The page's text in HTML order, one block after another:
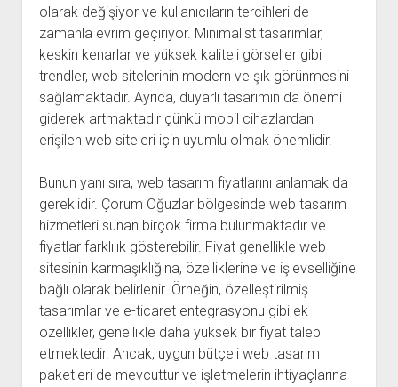
olarak değişiyor ve kullanıcıların tercihleri de
zamanla evrim geçiriyor. Minimalist tasarımlar,
keskin kenarlar ve yüksek kaliteli görseller gibi
trendler, web sitelerinin modern ve şık görünmesini
sağlamaktadır. Ayrıca, duyarlı tasarımın da önemi
giderek artmaktadır çünkü mobil cihazlardan
erişilen web siteleri için uyumlu olmak önemlidir.
Bunun yanı sıra, web tasarım fiyatlarını anlamak da
gereklidir. Çorum Oğuzlar bölgesinde web tasarım
hizmetleri sunan birçok firma bulunmaktadır ve
fiyatlar farklılık gösterebilir. Fiyat genellikle web
sitesinin karmaşıklığına, özelliklerine ve işlevselliğine
bağlı olarak belirlenir. Örneğin, özelleştirilmiş
tasarımlar ve e-ticaret entegrasyonu gibi ek
özellikler, genellikle daha yüksek bir fiyat talep
etmektedir. Ancak, uygun bütçeli web tasarım
paketleri de mevcuttur ve işletmelerin ihtiyaçlarına